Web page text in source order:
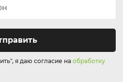
я даю согласие на обработку